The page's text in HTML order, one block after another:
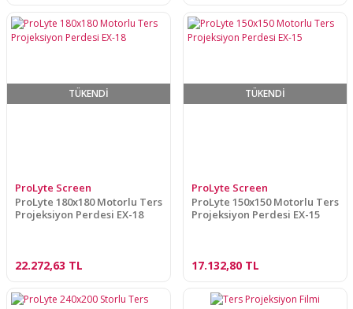
TÜKENDİ
ProLyte Screen
ProLyte 180x180 Motorlu Ters
Projeksiyon Perdesi EX-18
22.272,63 TL
TÜKENDİ
ProLyte Screen
ProLyte 150x150 Motorlu Ters
Projeksiyon Perdesi EX-15
17.132,80 TL